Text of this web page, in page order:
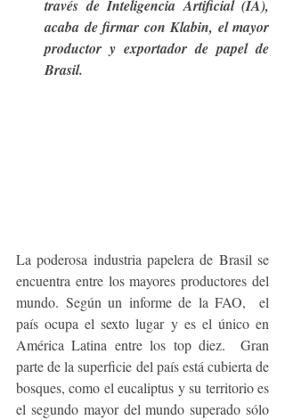
través de Inteligencia Artificial (IA),
acaba de firmar con Klabin, el mayor
productor y exportador de papel de
Brasil.
La poderosa industria papelera de Brasil se
encuentra entre los mayores productores del
mundo. Según un informe de la FAO,  el
país ocupa el sexto lugar y es el único en
América Latina entre los top diez.  Gran
parte de la superficie del país está cubierta de
bosques, como el eucaliptus y su territorio es
el segundo mayor del mundo superado sólo